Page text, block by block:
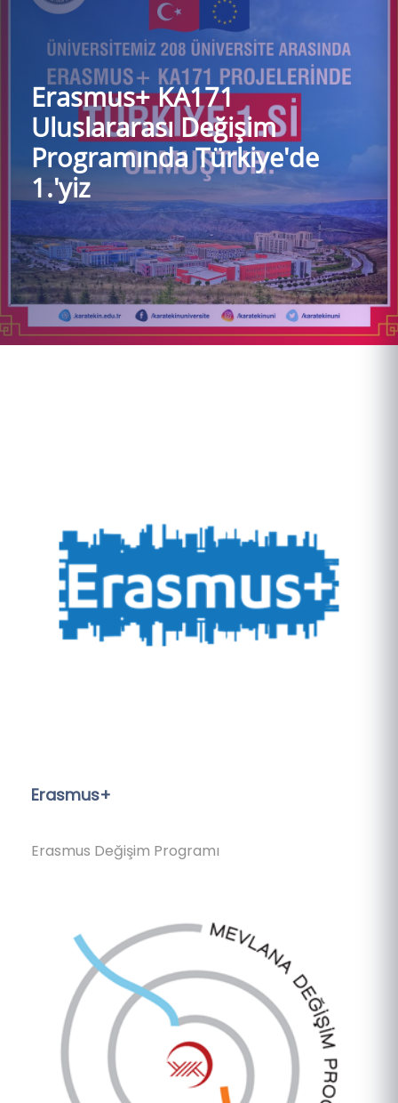
Erasmus+ KA171
Uluslararası Değişim
Programında Türkiye'de
1.'yiz
Erasmus+
Erasmus Değişim Programı